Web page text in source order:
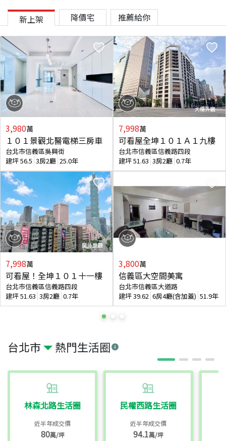
台北市 熱門生活圈
林森北路生活圈
近半年成交價
80萬/坪
民權西路生活圈
近半年成交價
94.1萬/坪
新上架 降價宅 推薦給你
3,980萬
１０１景觀北醫電梯三房車
台北市信義區吳興街
建坪56.5 3房2廳 25.0年
7,998萬
可看屋！全坤１０１十一樓
台北市信義區信義路四段
建坪51.63 3房2廳 0.7年
7,998萬
可看屋全坤１０１Ａ１九樓
台北市信義區信義路四段
建坪51.63 3房2廳 0.7年
3,800萬
信義區大空間美寓
台北市信義區大道路
建坪39.62 6房4廳(含加蓋) 51.9年